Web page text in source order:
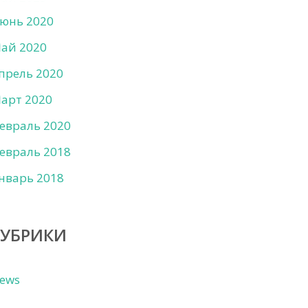
2020
2020
2020
2020
2020
2018
2018